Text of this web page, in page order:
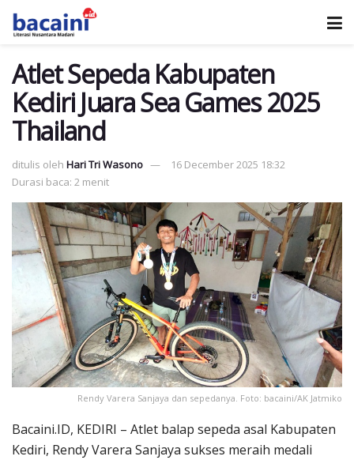
Atlet Sepeda Kabupaten
Kediri Juara Sea Games 2025
Thailand
ditulis oleh Hari Tri Wasono
16 December 2025 18:32
Durasi baca: 2 menit
Rendy Varera Sanjaya dan sepedanya. Foto: bacaini/AK Jatmiko
Bacaini.ID, KEDIRI – Atlet balap sepeda asal Kabupaten
Kediri, Rendy Varera Sanjaya sukses meraih medali